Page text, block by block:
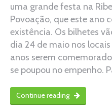
uma grande festa na
Povoação, que este ano
existência. Os bilhetes
dia 24 de maio nos
anos serem
se poupou no empenho.
Continue reading